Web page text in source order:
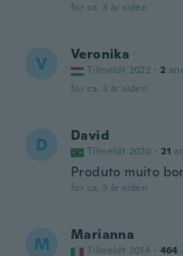
for ca. 3 år siden
V Veronika
Tilmeldt 2022 · 2
for ca. 3 år siden
D David
Tilmeldt 2020 · 21
Produto muito
for ca. 3 år siden
M Marianna
Tilmeldt 2014 · 464